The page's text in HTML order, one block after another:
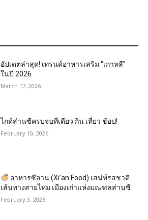
อัปเดตล่าสุด! เทรนด์อาหารเสริม “เกาหลี”
ในปี 2026
March 17, 2026
ไกด์ส่านซีครบจบที่เดียว กิน เที่ยว ช้อป!
February 10, 2026
อาหารซีอาน (Xi’an Food) เสน่ห์รสชาติ
เส้นทางสายไหม เมืองเก่าแห่งมณฑลส่านซี
February 3, 2026